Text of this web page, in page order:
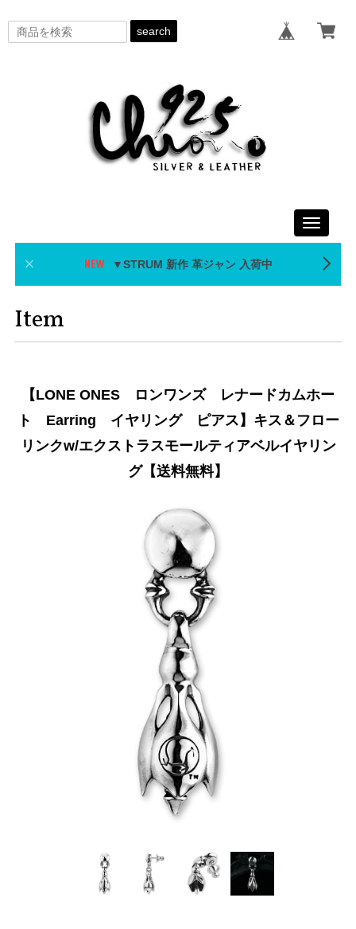
search
Toggle
▼STRUM 新作 革ジャン 入荷中
Item
【LONE ONES ロンワンズ レナードカムホー
ト Earring イヤリング ピアス】キス＆フロー
リンクw/エクストラスモールティアベルイヤリン
グ【送料無料】